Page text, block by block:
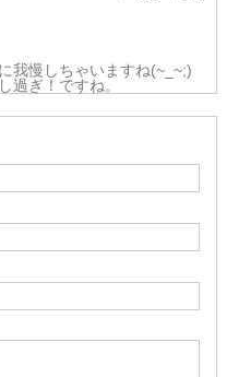
我慢しちゃいますね(~_~;)
過ぎ！ですね。